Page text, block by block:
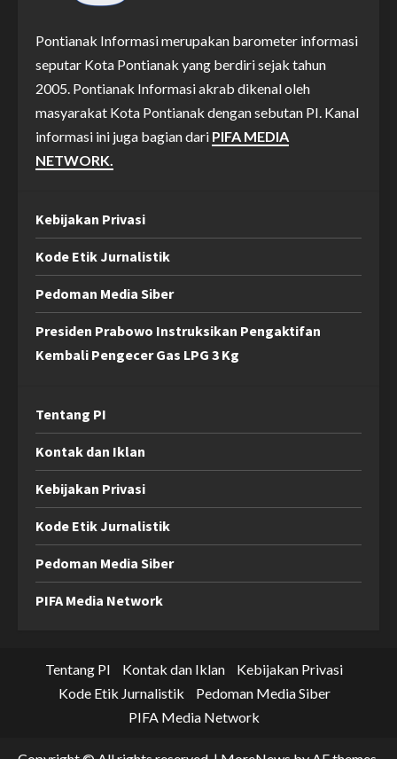
Pontianak Informasi merupakan barometer informasi
seputar Kota Pontianak yang berdiri sejak tahun
2005. Pontianak Informasi akrab dikenal oleh
masyarakat Kota Pontianak dengan sebutan PI. Kanal
informasi ini juga bagian dari PIFA MEDIA
NETWORK.
Kebijakan Privasi
Kode Etik Jurnalistik
Pedoman Media Siber
Presiden Prabowo Instruksikan Pengaktifan
Kembali Pengecer Gas LPG 3 Kg
Tentang PI
Kontak dan Iklan
Kebijakan Privasi
Kode Etik Jurnalistik
Pedoman Media Siber
PIFA Media Network
Tentang PI Kontak dan Iklan
Kebijakan Privasi
Kode Etik Jurnalistik
Pedoman Media Siber
PIFA Media Network